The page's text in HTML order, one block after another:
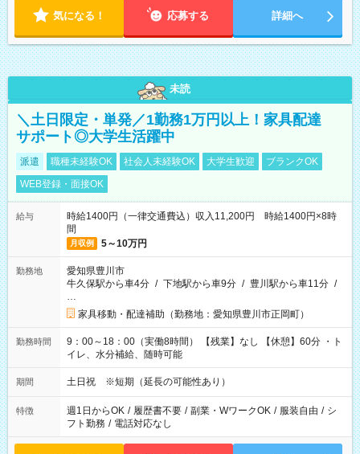
気になる！ 応募する 詳細へ
未読
＼土日限定・単発／1勤務1万円以上！家具配達
サポート◎大学生活躍中
派遣 職種未経験OK 社会人未経験OK 大学生歓迎
ブランクOK
WEB登録・面接OK
給与
時給1400円（一律交通費込）収入11,200円 時給1400円×8時
間
月収例 5～10万円
勤務地
愛知県豊川市
牛久保駅から車4分 / 下地駅から車9分 / 豊川駅から車11分 /
…
家具移動・配達補助（勤務地：愛知県豊川市正岡町）
勤務時間
9：00～18：00（実働8時間） 【残業】なし 【休憩】60分 ・ト
イレ、水分補給、随時可能
期間 土日祝 ※短期（延長の可能性あり）
特徴 週1日からOK / 履歴書不要 / 副業・WワークOK / 服装自由 / シ
フト勤務 / 電話対応なし